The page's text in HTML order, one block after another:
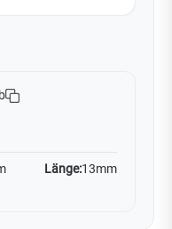
Länge:13mm